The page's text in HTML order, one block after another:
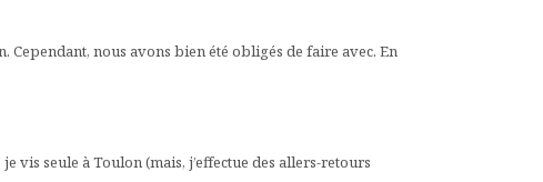
Cependant, nous avons bien été obligés de faire avec. En
vis seule à Toulon (mais, j’effectue des allers-retours